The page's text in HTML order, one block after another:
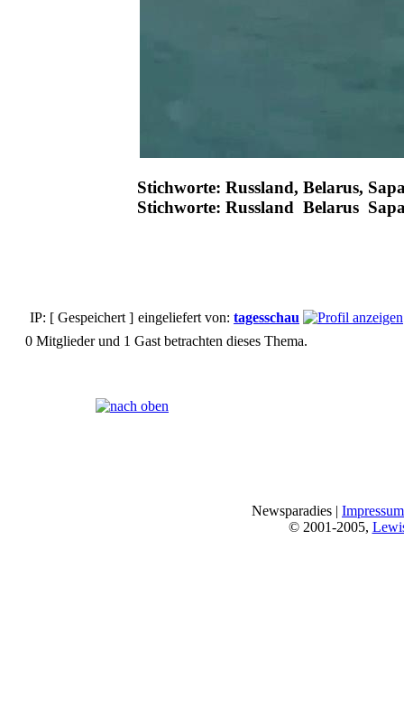
Stichworte: Russland, Belarus,
Stichworte: Russland Belarus
IP: [ Gespeichert ] eingeliefert von: tagesschau
0 Mitglieder und 1 Gast betrachten dieses Thema.
Newsparadies | Impressum
© 2001-2005,